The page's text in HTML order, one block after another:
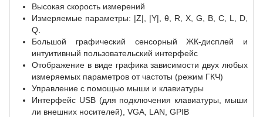
Высокая скорость измерений
Измеряемые параметры: |Z|, |Y|, θ, R, X, G, B, C, L, D,
Q.
Большой графический сенсорный ЖК-дисплей и
интуитивный пользовательский интерфейс
Отображение в виде графика зависимости двух любых
измеряемых параметров от частоты (режим ГКЧ)
Управление с помощью мыши и клавиатуры
Интерфейс USB (для подключения клавиатуры, мыши
ли внешних носителей), VGA, LAN, GPIB